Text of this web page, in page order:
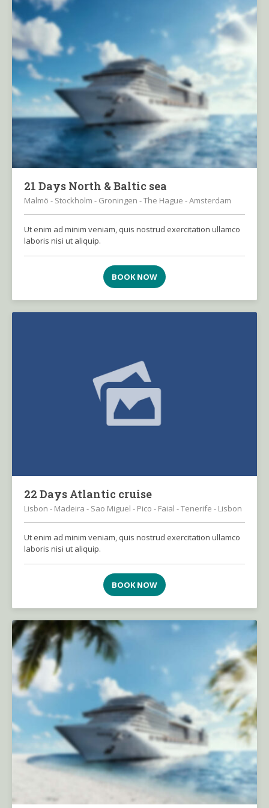
21 Days North & Baltic sea
Malmö - Stockholm - Groningen - The Hague - Amsterdam
Ut enim ad minim veniam, quis nostrud exercitation ullamco
laboris nisi ut aliquip.
BOOK NOW
22 Days Atlantic cruise
Lisbon - Madeira - Sao Miguel - Pico - Faial - Tenerife - Lisbon
Ut enim ad minim veniam, quis nostrud exercitation ullamco
laboris nisi ut aliquip.
BOOK NOW